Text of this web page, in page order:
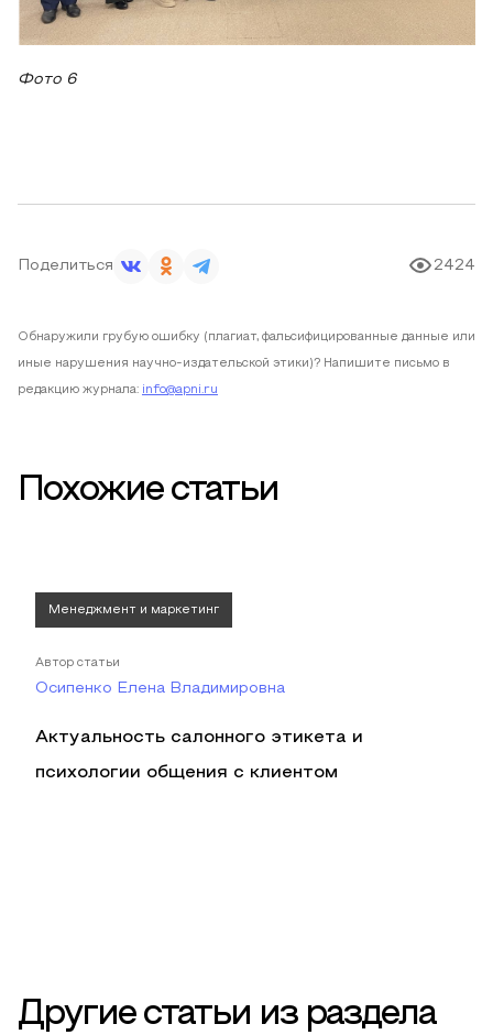
Фото 6
Поделиться 2424
Обнаружили грубую ошибку (плагиат, фальсифицированные данные или
иные нарушения научно-издательской этики)? Напишите письмо в
редакцию журнала: info@apni.ru
Похожие статьи
Менеджмент и маркетинг
Автор статьи
Осипенко Елена Владимировна
Актуальность салонного этикета и
психологии общения с клиентом
Другие статьи из раздела